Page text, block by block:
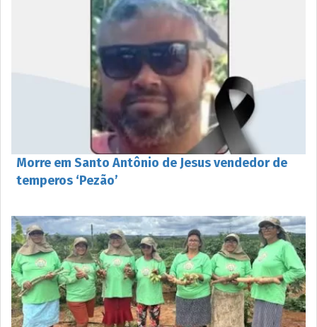
Morre em Santo Antônio de Jesus vendedor de
temperos ‘Pezão’